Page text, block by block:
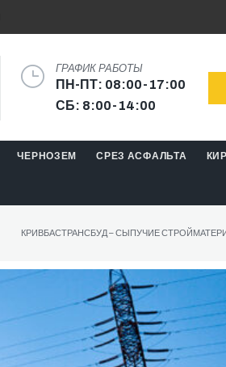
ГРАФИК РАБОТЫ
ПН-ПТ: 08:00-17:00
СБ: 8:00-14:00
ЧЕРНОЗЕМ СРЕЗ АСФАЛЬТА
КРИВБАСТРАНСБУД – СЫПУЧИЕ